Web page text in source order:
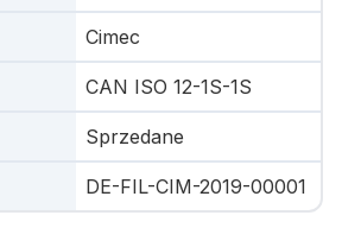
Cimec
CAN ISO 12-1S-1S
Sprzedane
DE-FIL-CIM-2019-00001